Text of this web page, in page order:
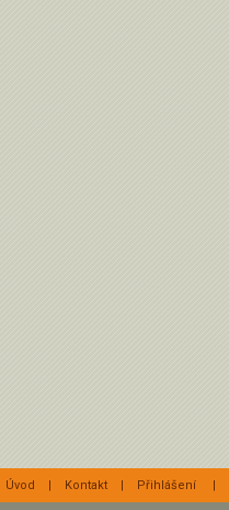
Úvod | Kontakt | Přihlášení |